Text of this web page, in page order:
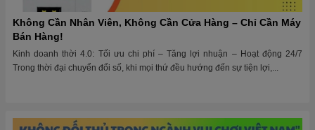
Không Cần Nhân Viên, Không Cần Cửa Hàng – Chỉ Cần Máy
Bán Hàng!
Kinh doanh thời 4.0: Tối ưu chi phí – Tăng lợi nhuận – Hoạt động 24/7
Trong thời đại chuyển đổi số, khi mọi thứ đều hướng đến sự tiện lợi,...